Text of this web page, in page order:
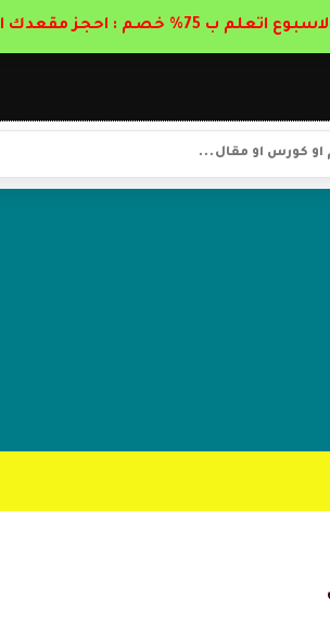
ب 75% خصم : احجز مقعدك الان